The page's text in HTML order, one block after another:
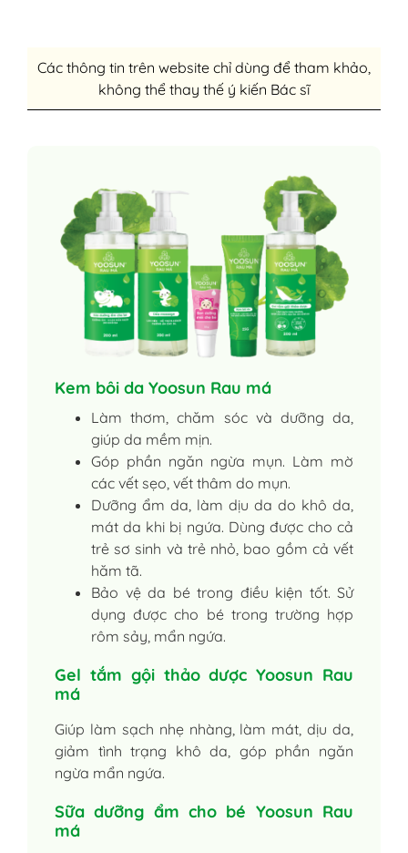
Các thông tin trên website chỉ dùng để tham khảo,
không thể thay thế ý kiến Bác sĩ
Kem bôi da Yoosun Rau má
Làm thơm, chăm sóc và dưỡng da,
giúp da mềm mịn.
Góp phần ngăn ngừa mụn. Làm mờ
các vết sẹo, vết thâm do mụn.
Dưỡng ẩm da, làm dịu da do khô da,
mát da khi bị ngứa. Dùng được cho cả
trẻ sơ sinh và trẻ nhỏ, bao gồm cả vết
hăm tã.
Bảo vệ da bé trong điều kiện tốt. Sử
dụng được cho bé trong trường hợp
rôm sảy, mẩn ngứa.
Gel tắm gội thảo dược Yoosun Rau
má
Giúp làm sạch nhẹ nhàng, làm mát, dịu da,
giảm tình trạng khô da, góp phần ngăn
ngừa mẩn ngứa.
Sữa dưỡng ẩm cho bé Yoosun Rau
má